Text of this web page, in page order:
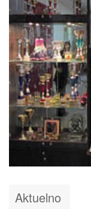
Aktuelno